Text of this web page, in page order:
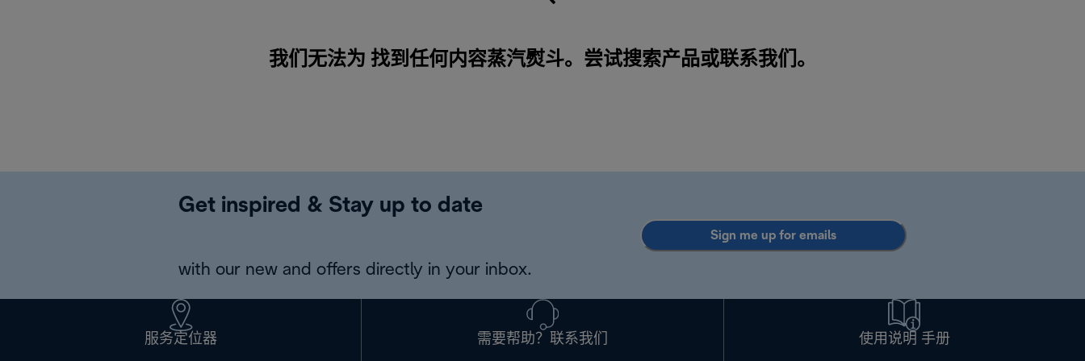
我们无法为 找到任何内容蒸汽熨斗。尝试搜索产品或联系我们 。
Get inspired & Stay up to date
with our new and offers directly in your inbox.
Sign me up for emails
服务定位器 需要帮助？联系我们 使用说明 手册